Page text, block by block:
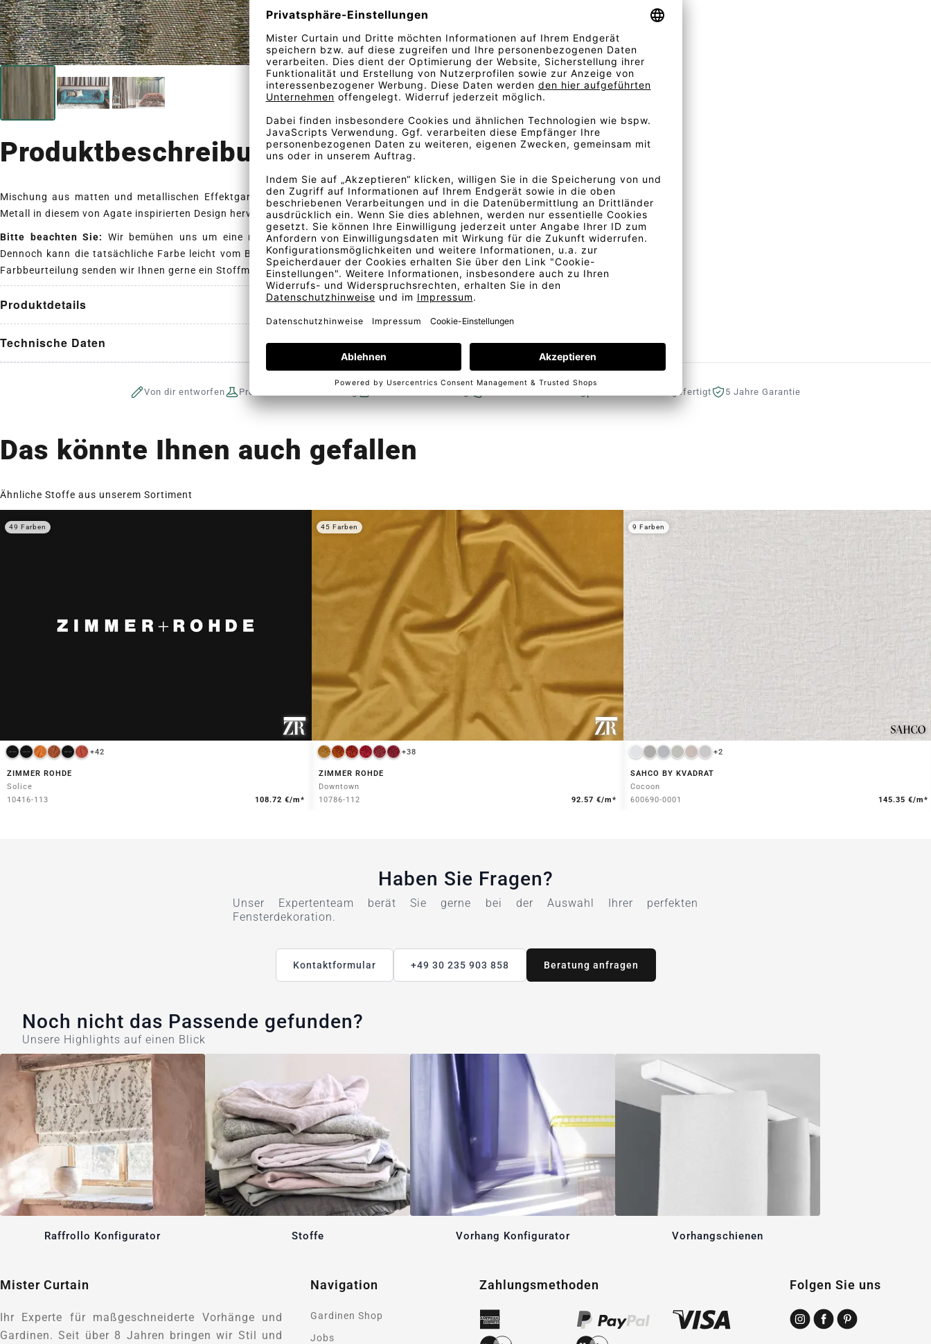
Produktbeschreibung
Mischung aus matten und metallischen Effektgarnen, die einzigartige Töne wie oxidiertes
Metall in diesem von Agate inspirierten Design hervorruft.
Bitte beachten Sie:
Wir bemühen uns um eine realistische Darstellung der Stofffarben.
Dennoch kann die tatsächliche Farbe leicht vom Bildschirmbild abweichen. Für eine exakte
Farbbeurteilung senden wir Ihnen gerne ein Stoffmuster.
Produktdetails
Technische Daten
Von dir entworfen Produktion auf Bestellung In Deutschland gefertigt 5 Jahre Garantie
Das könnte Ihnen auch gefallen
Ähnliche Stoffe aus unserem Sortiment
+42
ZIMMER ROHDE
Solice
10416-113
108.72 €/m*
49 Farben
+38
ZIMMER ROHDE
Downtown
10786-112
92.57 €/m*
45 Farben
+2
SAHCO BY KVADRAT
Cocoon
600690-0001
145.35 €/m*
9 Farben
Haben Sie Fragen?
Unser Expertenteam berät Sie gerne bei der Auswahl Ihrer perfekten
Fensterdekoration.
Kontaktformular +49 30 235 903 858 Beratung anfragen
Noch nicht das Passende gefunden?
Unsere Highlights auf einen Blick
Raffrollo Konfigurator Stoffe Vorhang Konfigurator Vorhangschienen
Mister Curtain
Ihr Experte für maßgeschneiderte Vorhänge und
Gardinen. Seit über 8 Jahren bringen wir Stil und
Navigation
Gardinen Shop
Jobs
Zahlungsmethoden Folgen Sie uns